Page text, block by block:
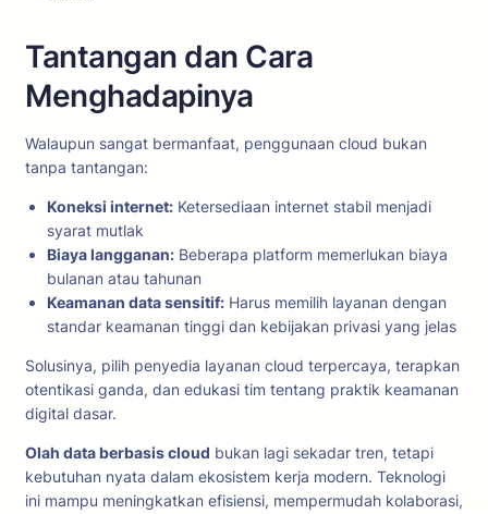
Tantangan dan Cara
Menghadapinya
Walaupun sangat bermanfaat, penggunaan cloud bukan
tanpa tantangan:
Koneksi internet: Ketersediaan internet stabil menjadi
syarat mutlak
Biaya langganan: Beberapa platform memerlukan biaya
bulanan atau tahunan
Keamanan data sensitif: Harus memilih layanan dengan
standar keamanan tinggi dan kebijakan privasi yang jelas
Solusinya, pilih penyedia layanan cloud terpercaya, terapkan
otentikasi ganda, dan edukasi tim tentang praktik keamanan
digital dasar.
Olah data berbasis cloud bukan lagi sekadar tren, tetapi
kebutuhan nyata dalam ekosistem kerja modern. Teknologi
ini mampu meningkatkan efisiensi, mempermudah kolaborasi,